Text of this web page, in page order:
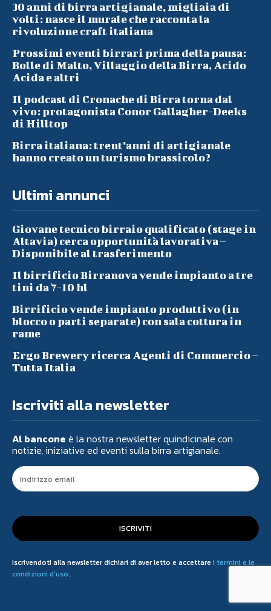
30 anni di birra artigianale, migliaia di
volti: nasce il murale che racconta la
rivoluzione craft italiana
Prossimi eventi birrari prima della pausa:
Bolle di Malto, Villaggio della Birra, Acido
Acida e altri
Il podcast di Cronache di Birra torna dal
vivo: protagonista Conor Gallagher-Deeks
di Hilltop
Birra italiana: trent’anni di artigianale
hanno creato un turismo brassicolo?
Ultimi annunci
Giovane tecnico birraio qualificato (stage in
Altavia) cerca opportunità lavorativa –
Disponibile al trasferimento
Il birrificio Birranova vende impianto a tre
tini da 7-10 hl
Birrificio vende impianto produttivo (in
blocco o parti separate) con sala cottura in
rame
Ergo Brewery ricerca Agenti di Commercio –
Tutta Italia
Iscriviti alla newsletter
Al bancone è la nostra newsletter quindicinale con
notizie, iniziative ed eventi sulla birra artigianale.
ISCRIVITI
Iscrivendoti alla newsletter dichiari di aver letto e accettare i termini e le
condizioni d'uso.